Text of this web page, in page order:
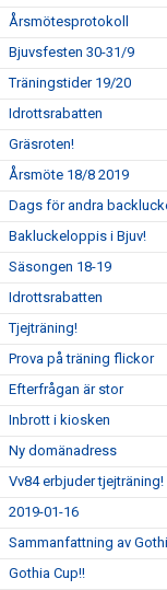
Årsmötesprotokoll
Bjuvsfesten 30-31/9
Träningstider 19/20
Idrottsrabatten
Gräsroten!
Årsmöte 18/8 2019
Dags för andra
Bakluckeloppis i Bjuv!
Säsongen 18-19
Idrottsrabatten
Tjejträning!
Prova på träning flickor
Efterfrågan är stor
Inbrott i kiosken
Ny domänadress
Vv84 erbjuder tjejträning!
2019-01-16
Sammanfattning av
Gothia Cup!!